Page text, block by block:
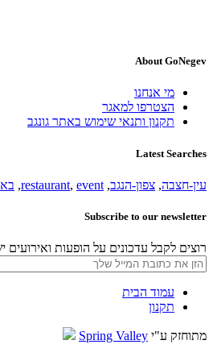
About GoNegev
מי אנחנו
הצטרפו למאגר
תקנון ותנאי שימוש באתר גונגב
Latest Searches
עין-חצבה, צפון-הנגב,
restaurant, event
,
Subscribe to our newsletter
רוצים לקבל עדכונים על הופעות
עמוד הבית
תקנון
מתוחזק ע"י Spring Valley